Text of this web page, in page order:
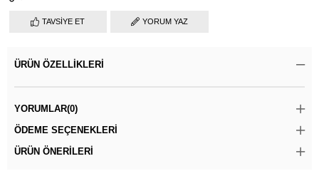
TAVSIYE ET YORUM YAZ
ÜRÜN ÖZELLIKLERI
YORUMLAR(0)
ÖDEME SEÇENEKLERI
ÜRÜN ÖNERILERI